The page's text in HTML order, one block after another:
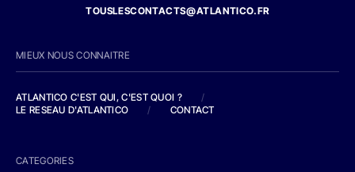
TOUSLESCONTACTS@ATLANTICO.FR
MIEUX NOUS CONNAITRE
ATLANTICO C'EST QUI, C'EST QUOI ?
/
LE RESEAU D'ATLANTICO
/ CONTACT
CATEGORIES